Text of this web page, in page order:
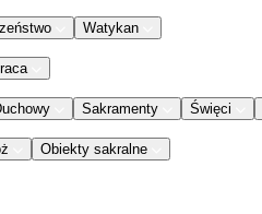
Watykan
Sakramenty Święci
Obiekty sakralne